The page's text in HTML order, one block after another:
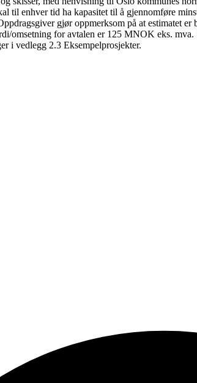
til enhver tid ha kapasitet til å gjennomføre
gjør oppmerksom på at estimatet
omsetning for avtalen er 125 MNOK eks.
i vedlegg 2.3 Eksempelprosjekter.